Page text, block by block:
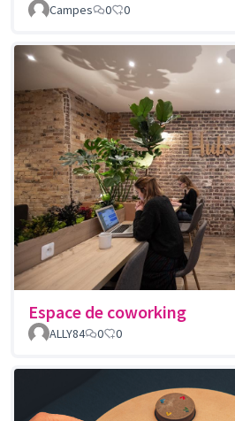
Campes 0 0
Espace de coworking
ALLY84 0 0